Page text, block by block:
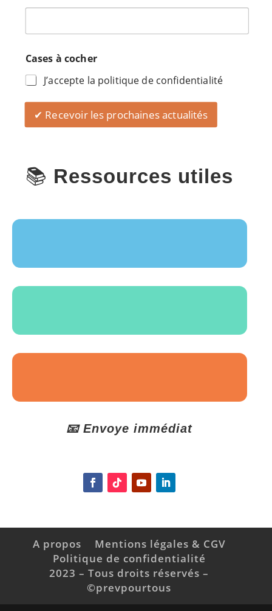
Cases à cocher
J’accepte la politique de confidentialité
✔ Recevoir les prochaines actualités
📚 Ressources utiles
📧 Envoye immédiat
A propos
Mentions légales & CGV
Politique de confidentialité
2023 – Tous droits réservés –
©prevpourtous